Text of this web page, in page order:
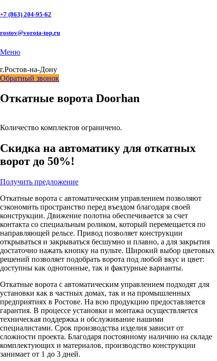
+7 (863) 204-95-62
rostov@vorota-top.ru
Меню
г.Ростов-на-Дону
Обратный звонок
Откатные ворота Doorhan
Количество комплектов ограничено.
Скидка на автоматику для откатных
ворот до 50%!
Получить предложение
Откатные ворота с автоматическим управлением позволяют
сэкономить пространство перед въездом благодаря своей
конструкции. Движение полотна обеспечивается за счет
контакта со специальным роликом, который перемещается по
направляющей рельсе. Привод позволяет конструкции
открываться и закрываться бесшумно и плавно, а для закрытия
достаточно нажать кнопку на пульте. Широкий выбор цветовых
решений позволяет подобрать ворота под любой вкус и цвет:
доступны как однотонные, так и фактурные варианты.
Откатные ворота с автоматическим управлением подходят для
установки как в частных домах, так и на промышленных
предприятиях в Ростове. На всю продукцию предоставляется
гарантия. В процессе установки и монтажа осуществляется
техническая поддержка и обслуживание нашими
специалистами. Срок производства изделия зависит от
сложности проекта. Благодаря постоянному наличию на складе
комплектующих и материалов, производство конструкции
занимает от 1 до 3 дней.